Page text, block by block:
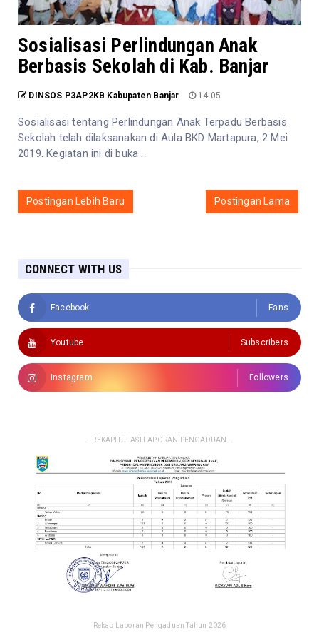
Sosialisasi Perlindungan Anak
Berbasis Sekolah di Kab. Banjar
DINSOS P3AP2KB Kabupaten Banjar 14.05
Sosialisasi tentang Perlindungan Anak Terpadu Berbasis
Sekolah telah dilaksanakan di Aula BKD Martapura, 2 Mei
2019. Kegiatan ini di buka ...
Postingan Lebih Baru Postingan Lama
CONNECT WITH US
Facebook Fans
Youtube Subscribers
Instagram Followers
- REKAPITULASI LAPORAN PENGADUAN -
Rekap Laporan Pengaduan Tahun 2026